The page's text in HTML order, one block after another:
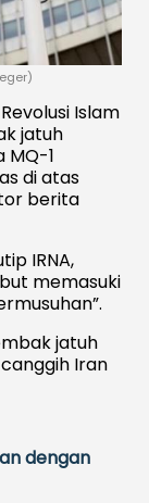
Islam
jatuh
1
di atas
berita
IRNA,
memasuki
jatuh
Iran
dengan